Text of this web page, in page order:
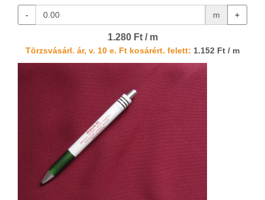
- m +
1.280 Ft / m
Törzsvásárl. ár, v. 10 e. Ft kosárért. felett: 1.152 Ft / m